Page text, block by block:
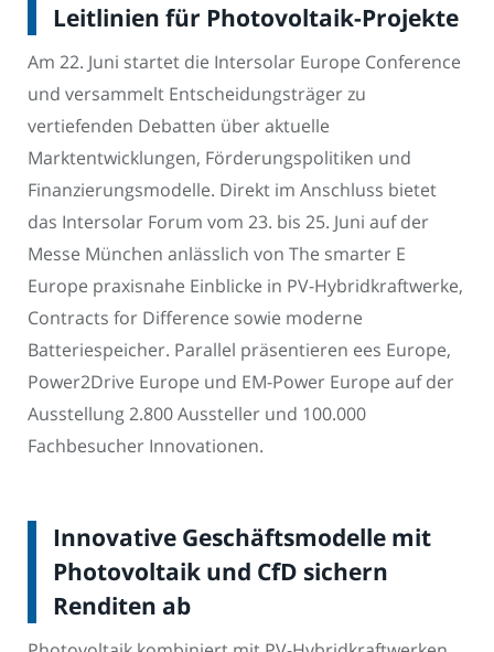
Leitlinien für Photovoltaik-Projekte
Am 22. Juni startet die Intersolar Europe Conference
und versammelt Entscheidungsträger zu
vertiefenden Debatten über aktuelle
Marktentwicklungen, Förderungspolitiken und
Finanzierungsmodelle. Direkt im Anschluss bietet
das Intersolar Forum vom 23. bis 25. Juni auf der
Messe München anlässlich von The smarter E
Europe praxisnahe Einblicke in PV-Hybridkraftwerke,
Contracts for Difference sowie moderne
Batteriespeicher. Parallel präsentieren ees Europe,
Power2Drive Europe und EM-Power Europe auf der
Ausstellung 2.800 Aussteller und 100.000
Fachbesucher Innovationen.
Innovative Geschäftsmodelle mit
Photovoltaik und CfD sichern
Renditen ab